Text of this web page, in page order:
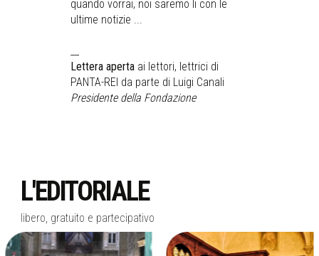
quando vorrai, noi saremo li con le
ultime notizie ...
Lettera aperta ai lettori, lettrici di
PANTA-REI da parte di Luigi Canali
Presidente della Fondazione
L'EDITORIALE
libero, gratuito e partecipativo